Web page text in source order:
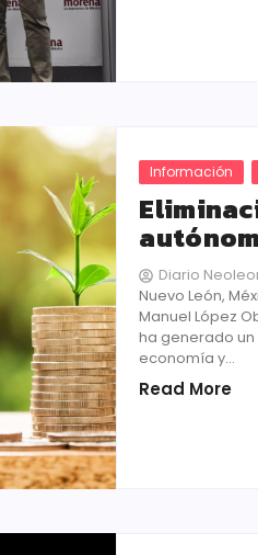
Información
Diario
Nuevo León,
Manuel López
ha generado
economía y...
Read More